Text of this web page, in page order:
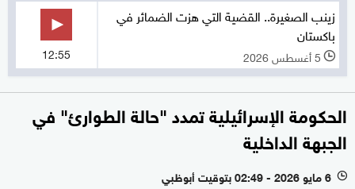
زينب الصغيرة.. القضية التي هزت الضمائر في
باكستان
l 5 أغسطس 2026 12:55
الحكومة الإسرائيلية تمدد "حالة الطوارئ" في
الجبهة الداخلية
l 6 مايو 2026 - 02:49 بتوقيت أبوظبي